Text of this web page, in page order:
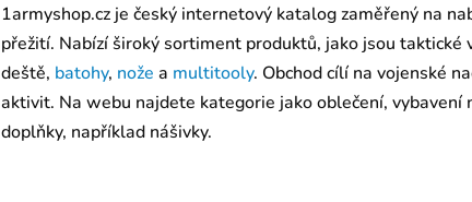
1armyshop.cz je český internetový katalog zaměřený na
přežití. Nabízí široký sortiment produktů, jako jsou taktické
deště, batohy, nože a multitooly. Obchod cílí na vojenské
aktivit. Na webu najdete kategorie jako oblečení, vybavení
doplňky, například nášivky.